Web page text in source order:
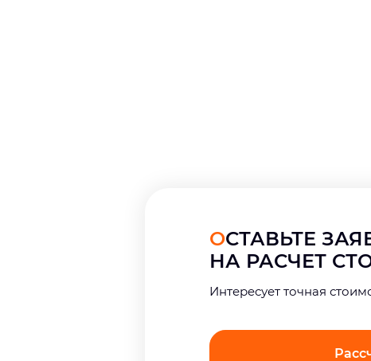
ОСТАВЬТЕ
НА РАСЧЕТ
Интерeсует точная